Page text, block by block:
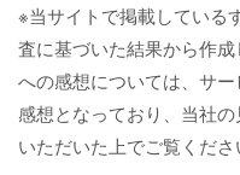
※当サイトで掲載している
査に基づいた結果から作
への感想については、サ
感想となっており、当社
いただいた上でご覧くださ